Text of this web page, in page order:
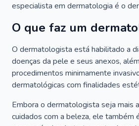
especialista em dermatologia é o
O que faz um
O dermatologista está habilitado a
doenças da pele e seus anexos,
procedimentos minimamente
dermatológicas com finalidades
Embora o dermatologista seja mais
cuidados com a beleza, ele também